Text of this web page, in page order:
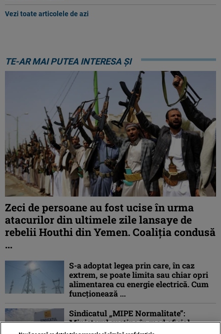
Vezi toate articolele de azi
TE-AR MAI PUTEA INTERESA ȘI
Zeci de persoane au fost ucise în urma
atacurilor din ultimele zile lansaye de
rebelii Houthi din Yemen. Coaliția condusă
...
S-a adoptat legea prin care, în caz
extrem, se poate limita sau chiar opri
alimentarea cu energie electrică. Cum
funcționează ...
Sindicatul „MIPE Normalitate”:
Ministerul susține în mod oficial
modificarea salarizării personalului